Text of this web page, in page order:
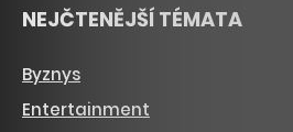
NEJČTENĚJŠÍ TÉMATA
Byznys
Entertainment